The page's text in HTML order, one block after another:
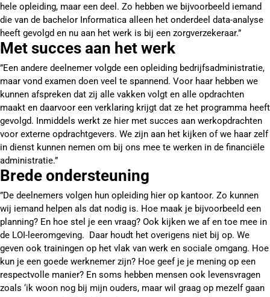
hele opleiding, maar een deel. Zo hebben we bijvoorbeeld iemand
die van de bachelor Informatica alleen het onderdeel data-analyse
heeft gevolgd en nu aan het werk is bij een zorgverzekeraar.”
Met succes aan het werk
”Een andere deelnemer volgde een opleiding bedrijfsadministratie,
maar vond examen doen veel te spannend. Voor haar hebben we
kunnen afspreken dat zij alle vakken volgt en alle opdrachten
maakt en daarvoor een verklaring krijgt dat ze het programma heeft
gevolgd. Inmiddels werkt ze hier met succes aan werkopdrachten
voor externe opdrachtgevers. We zijn aan het kijken of we haar zelf
in dienst kunnen nemen om bij ons mee te werken in de financiële
administratie.”
Brede ondersteuning
”De deelnemers volgen hun opleiding hier op kantoor. Zo kunnen
wij iemand helpen als dat nodig is. Hoe maak je bijvoorbeeld een
planning? En hoe stel je een vraag? Ook kijken we af en toe mee in
de LOI-leeromgeving. Daar houdt het overigens niet bij op. We
geven ook trainingen op het vlak van werk en sociale omgang. Hoe
kun je een goede werknemer zijn? Hoe geef je je mening op een
respectvolle manier? En soms hebben mensen ook levensvragen
zoals ‘ik woon nog bij mijn ouders, maar wil graag op mezelf gaan